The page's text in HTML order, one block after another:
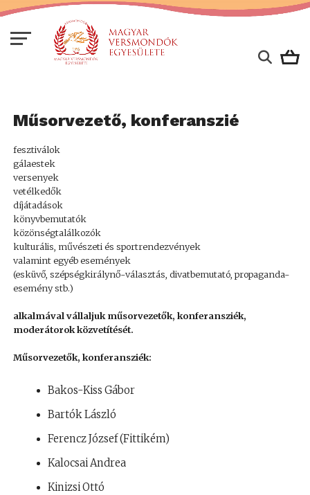
Műsorvezető, konferanszié
fesztiválok
gálaestek
versenyek
vetélkedők
díjátadások
könyvbemutatók
közönségtalálkozók
kulturális, művészeti és sportrendezvények
valamint egyéb események
(esküvő, szépségkirálynő-választás, divatbemutató, propaganda-
esemény stb.)
alkalmával vállaljuk műsorvezetők, konferansziék,
moderátorok közvetítését.
Műsorvezetők, konferansziék:
Bakos-Kiss Gábor
Bartók László
Ferencz József (Fittikém)
Kalocsai Andrea
Kinizsi Ottó